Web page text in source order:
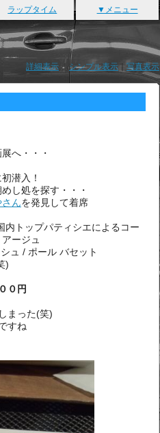
ラップタイム ▼メニュー
詳細表示｜シンプル表示｜ 写真表示
へ・・・
潜入！
し処を探す・・・
んを発見して着席
内トップパティシエによるコー
ージュ
ュ / ポール バセット
)
０円
まった(笑)
すね